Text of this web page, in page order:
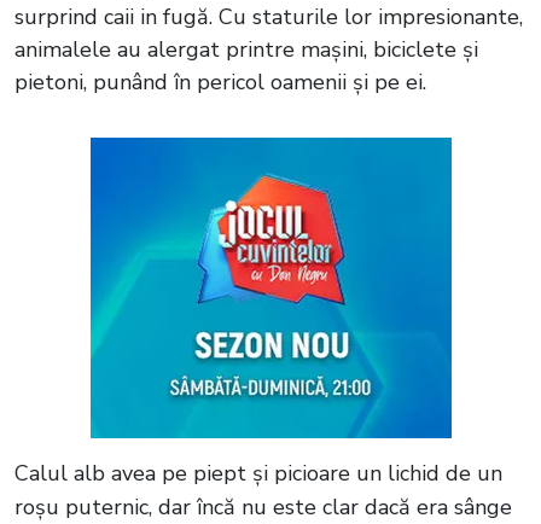
surprind caii in fugă. Cu staturile lor impresionante,
animalele au alergat printre mașini, biciclete și
pietoni, punând în pericol oamenii și pe ei.
Calul alb avea pe piept și picioare un lichid de un
roșu puternic, dar încă nu este clar dacă era sânge